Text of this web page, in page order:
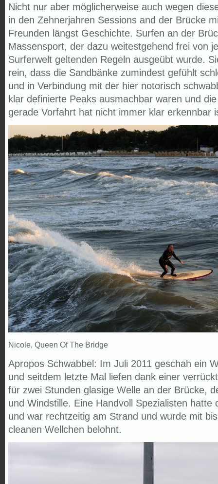
Nicht nur aber möglicherweise auch wegen
in den Zehnerjahren Sessions and der Brücke
Freunden längst Geschichte. Surfen an der
Massensport, der dazu weitestgehend frei von
Surferwelt geltenden Regeln ausgeübt wurde.
rein, dass die Sandbänke zumindest gefühlt
und in Verbindung mit der hier notorisch
klar definierte Peaks ausmachbar waren und
gerade Vorfahrt hat nicht immer klar erkennbar
Nicole, Queen Of The Bridge
Apropos Schwabbel: Im Juli 2011 geschah ein
und seitdem letzte Mal liefen dank einer
für zwei Stunden glasige Welle an der Brücke,
und Windstille. Eine Handvoll Spezialisten hatte
und war rechtzeitig am Strand und wurde mit
cleanen Wellchen belohnt.